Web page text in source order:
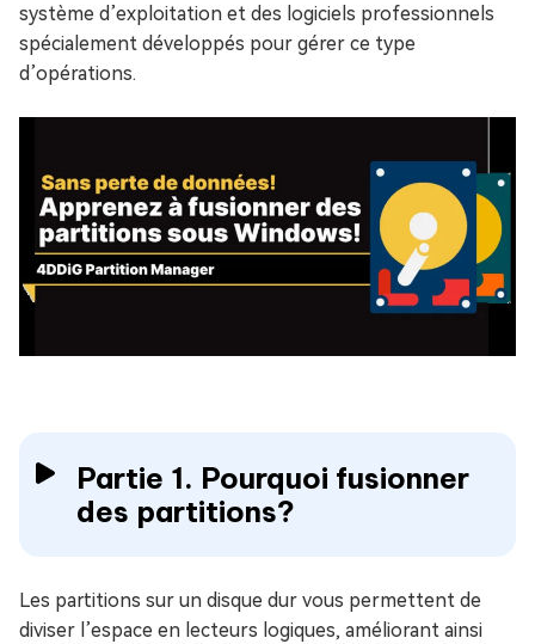
système d’exploitation et des logiciels professionnels
spécialement développés pour gérer ce type
d’opérations.
Partie 1. Pourquoi fusionner
des partitions?
Les partitions sur un disque dur vous permettent de
diviser l’espace en lecteurs logiques, améliorant ainsi